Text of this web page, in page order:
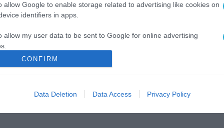
allow Google to enable storage related to advertising like cookies on
identifiers in apps.
allow my user data to be sent to Google for online advertising
allow Google to send me personalized advertising.
allow Google to enable storage related to analytics like cookies on
CONFIRM
Data Deletion Data Access Privacy Policy